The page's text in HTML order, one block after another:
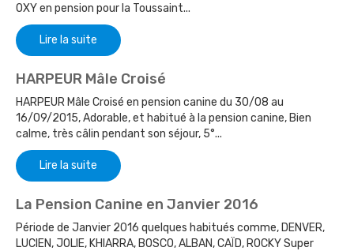
OXY en pension pour la Toussaint...
Lire la suite
HARPEUR Mâle Croisé
HARPEUR Mâle Croisé en pension canine du 30/08 au
16/09/2015, Adorable, et habitué à la pension canine, Bien
calme, très câlin pendant son séjour, 5°...
Lire la suite
La Pension Canine en Janvier 2016
Période de Janvier 2016 quelques habitués comme, DENVER,
LUCIEN, JOLIE, KHIARRA, BOSCO, ALBAN, CAÏD, ROCKY Super